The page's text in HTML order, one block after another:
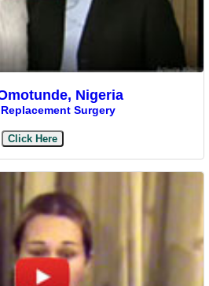
Nigeria
Surgery
Click Here